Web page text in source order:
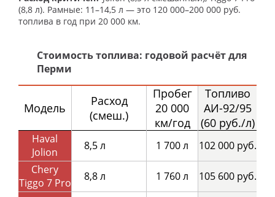
(8,8 л). Рамные: 11–14,5 л — это 120 000–200 000 руб.
топлива в год при 20 000 км.
Стоимость топлива: годовой расчёт для
Перми
Модель
Расход
(смеш.)
Пробег
20 000
км/год
Топливо
АИ-92/95
(60 руб./л)
Haval
Jolion
8,5 л 1 700 л
102 000 руб.
Chery
Tiggo 7 Pro
8,8 л 1 760 л 105 600 руб.